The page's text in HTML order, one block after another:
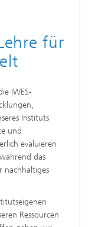
für
IWES-
Instituts
und
evaluieren
das
nachhaltiges
Ressourcen